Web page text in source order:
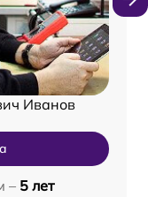
Иванов
– 5 лет